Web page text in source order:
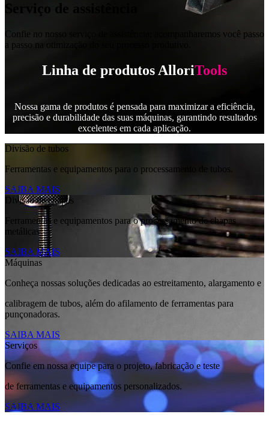
Serviço de assistência
Confie no nosso serviço de assistência: acompanharemos você passo
a passo na otimização do seu processo produtivo.
Linha de produtos AlloriTools
Nossa gama de produtos é pensada para maximizar a eficiência,
precisão e durabilidade das suas máquinas, garantindo resultados
excelentes em cada aplicação.
Divisão de tubos
Ferramentas e equipamentos para o processamento de tubos.
SAIBA MAIS
Divisão de chapas
Ferramentas e equipamentos para o processamento de chapas
metálicas
SAIBA MAIS
Máquinas
Conheça nossas soluções dedicadas ao estreitamento, alargamento e
calibragem de tubos, além do afilamento de ferramentas para
punçonadoras.
SAIBA MAIS
Serviços
Confie em nossa equipe para o projeto, fabricação e teste
de ferramentas e equipamentos personalizados.
SAIBA MAIS